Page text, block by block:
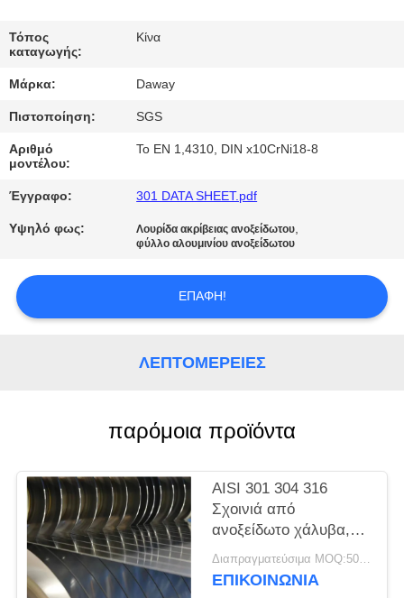
ΈΛΕΓΧΟΣ
ΜΑΣ
ΕΛΆΤΕ
ΣΕ
ΕΠΑΦΉ
ΜΕ
ΖΗΤΉΣΤΕ
PRIVACY
POLICY
Τόπος
καταγωγής:
Κίνα
Μάρκα: Daway
Πιστοποίηση: SGS
Αριθμό
μοντέλου:
Το EN 1,4310, DIN x10CrNi18-8
Έγγραφο: 301 DATA SHEET.pdf
Υψηλό φως: Λουρίδα ακρίβειας ανοξείδωτου,
φύλλο αλουμινίου ανοξείδωτου
ΕΠΑΦΉ!
ΛΕΠΤΟΜΈΡΕΙΕΣ
παρόμοια προϊόντα
AISI 301 304 316
Σχοινιά από
ανοξείδωτο χάλυβα,
λωρίδες ακριβείας,
φύλλα, πλάκες
Διαπραγματεύσιμα MOQ:500 κλ
ΕΠΙΚΟΙΝΩΝΊΑ